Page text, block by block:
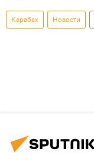
Карабах Новости